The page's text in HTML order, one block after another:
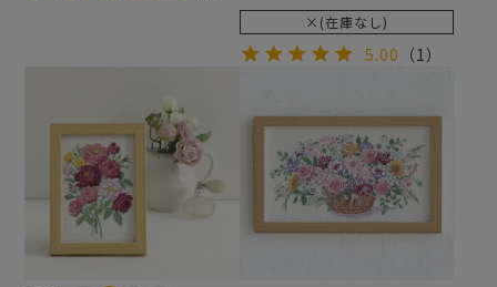
×(在庫なし)
5.00 （1）